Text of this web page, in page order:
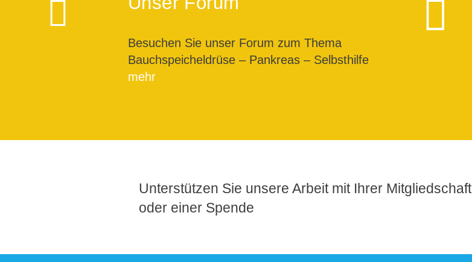
Besuchen Sie unser Forum zum Thema
Bauchspeicheldrüse – Pankreas – Selbsthilfe
mehr
Unterstützen Sie unsere Arbeit mit Ihrer Mitgliedschaft
oder einer Spende